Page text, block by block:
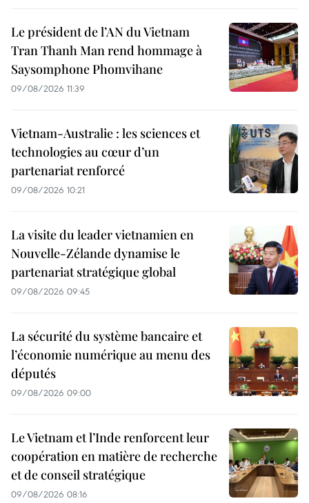
Le président de l’AN du Vietnam
Tran Thanh Man rend hommage à
Saysomphone Phomvihane
09/08/2026 11:39
Vietnam-Australie : les sciences et
technologies au cœur d’un
partenariat renforcé
09/08/2026 10:21
La visite du leader vietnamien en
Nouvelle-Zélande dynamise le
partenariat stratégique global
09/08/2026 09:45
La sécurité du système bancaire et
l’économie numérique au menu des
députés
09/08/2026 09:00
Le Vietnam et l’Inde renforcent leur
coopération en matière de recherche
et de conseil stratégique
09/08/2026 08:16